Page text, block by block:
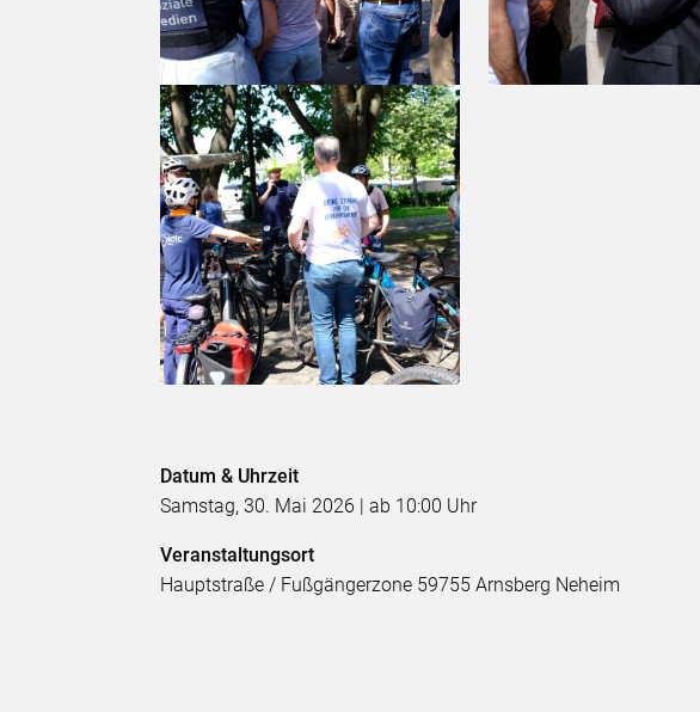
Datum & Uhrzeit
Samstag, 30. Mai 2026 | ab 10:00 Uhr
Veranstaltungsort
Hauptstraße / Fußgängerzone 59755 Arnsberg Neheim